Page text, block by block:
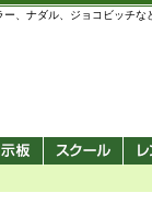
、ナダル、ジョコビッチ